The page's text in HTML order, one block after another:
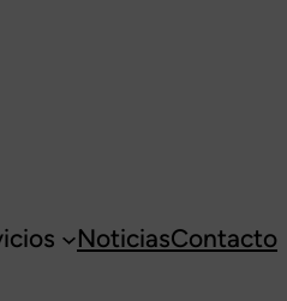
NoticiasContacto